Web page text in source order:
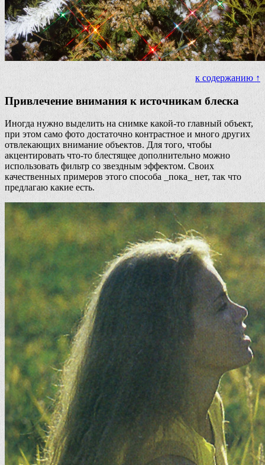
к содержанию ↑
Привлечение внимания к источникам блеска
Иногда нужно выделить на снимке какой-то главный объект,
при этом само фото достаточно контрастное и много других
отвлекающих внимание объектов. Для того, чтобы
акцентировать что-то блестящее дополнительно можно
использовать фильтр со звездным эффектом. Своих
качественных примеров этого способа _пока_ нет, так что
предлагаю какие есть.